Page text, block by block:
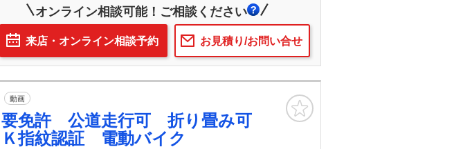
オンライン相談可能！ご相談ください
お見積り/お問い合せ
来店・オンライン相談予約
動画
免許 公道走行可 折り畳み可
Ｋ指紋認証 電動バイク